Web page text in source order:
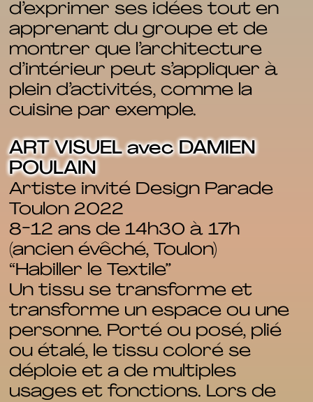
d’exprimer ses idées tout en
apprenant du groupe et de
montrer que l’architecture
d’intérieur peut s’appliquer à
plein d’activités, comme la
cuisine par exemple.
ART VISUEL avec DAMIEN
POULAIN
Artiste invité Design Parade
Toulon 2022
8-12 ans de 14h30 à 17h
(ancien évêché, Toulon)
“Habiller le Textile”
Un tissu se transforme et
transforme un espace ou une
personne. Porté ou posé, plié
ou étalé, le tissu coloré se
déploie et a de multiples
usages et fonctions. Lors de